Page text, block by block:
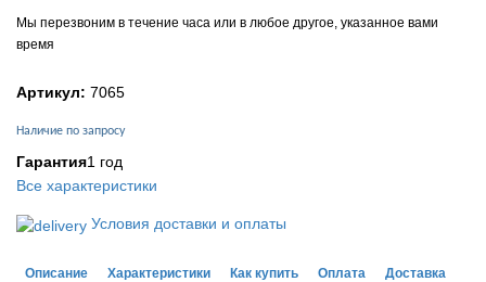
Мы перезвоним в течение часа или в любое другое, указанное вами
время
Артикул: 7065
Наличие по запросу
Гарантия1 год
Все характеристики
Условия доставки и оплаты
Описание Характеристики Как купить Оплата Доставка